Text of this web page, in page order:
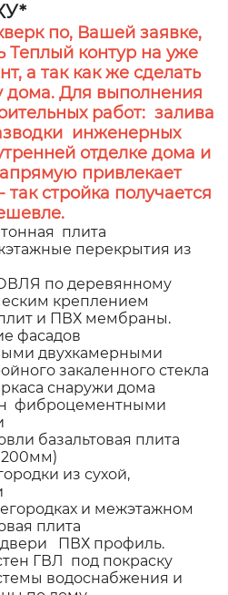
по, Вашей заявке,
Теплый контур на уже
а так как же сделать
Для выполнения
работ: залива
инженерных
отделке дома и
привлекает
стройка получается
плита
перекрытия из
по деревянному
креплением
и ПВХ мембраны.
фасадов
двухкамерными
закаленного стекла
снаружи дома
фиброцементными
базальтовая плита
200мм)
из сухой,
и межэтажном
плита
ПВХ профиль.
ГВЛ под покраску
водоснабжения и